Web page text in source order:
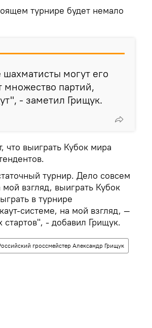
турнире будет немало
могут его
множество партий,
- заметил Грищук.
что выиграть Кубок мира
турнир. Дело совсем
взгляд, выиграть Кубок
в турнире
системе, на мой взгляд, —
- добавил Грищук.
гроссмейстер Александр Грищук